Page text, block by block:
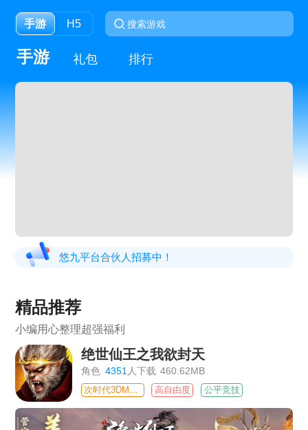
手游 H5
手游 礼包 排行
悠九平台合伙人招募中！
精品推荐
小编用心整理超强福利
绝世仙王之我欲封天
角色 4351人下载 460.62MB
高自由度 公平竞技